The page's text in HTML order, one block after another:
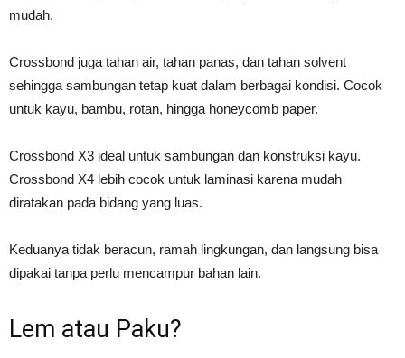
mudah.
Crossbond juga tahan air, tahan panas, dan tahan solvent
sehingga sambungan tetap kuat dalam berbagai kondisi. Cocok
untuk kayu, bambu, rotan, hingga honeycomb paper.
Crossbond X3 ideal untuk sambungan dan konstruksi kayu.
Crossbond X4 lebih cocok untuk laminasi karena mudah
diratakan pada bidang yang luas.
Keduanya tidak beracun, ramah lingkungan, dan langsung bisa
dipakai tanpa perlu mencampur bahan lain.
Lem atau Paku?